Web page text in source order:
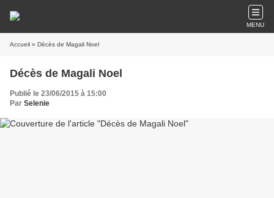
MENU
Accueil » Décès de Magali Noel
Décès de Magali Noel
Publié le 23/06/2015 à 15:00
Par Selenie